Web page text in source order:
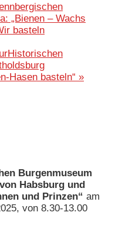
„Bienen – Wachs
basteln
Hasen basteln“ »
Burgenmuseum
Habsburg und
und Prinzen“ am
von 8.30-13.00